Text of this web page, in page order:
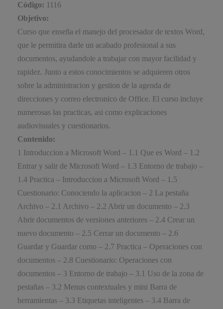
Código: 1116
Objetivo:
Curso que enseña el manejo del procesador de textos Word,
que le permitira darle un acabado profesional a sus
documentos, ayudandole a trabajar con mayor facilidad y
rapidez. Junto a estos conocimientos se adquieren otros
sobre la administracion y gestion de la agenda de
direcciones y correo electronico de Office. El curso incluye
numerosas las practicas, asi como explicaciones
audiovisuales y cuestionarios.
Contenido:
1 Introduccion a Microsoft Word – 1.1 Que es Word – 1.2
Entrar y salir de Microsoft Word – 1.3 Entorno de trabajo –
1.4 Practica – Introduccion a Microsoft Word – 1.5
Cuestionario: Conociendo la aplicacion – 2 La pestaña
Archivo – 2.1 Archivo – 2.2 Abrir un documento – 2.3
Abrir documentos de versiones anteriores – 2.4 Crear un
nuevo documento – 2.5 Cerrar un documento – 2.6
Guardar y Guardar como – 2.7 Practica – Operaciones con
documentos – 2.8 Cuestionario: Operaciones con
documentos – 3 Entorno de trabajo – 3.1 Uso de la zona de
pestañas – 3.2 Menus contextuales y mini Barra de
herramientas – 3.3 Etiquetas inteligentes – 3.4 Barra de